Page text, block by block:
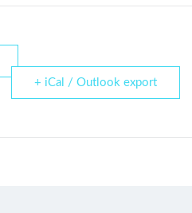
+ iCal / Outlook export